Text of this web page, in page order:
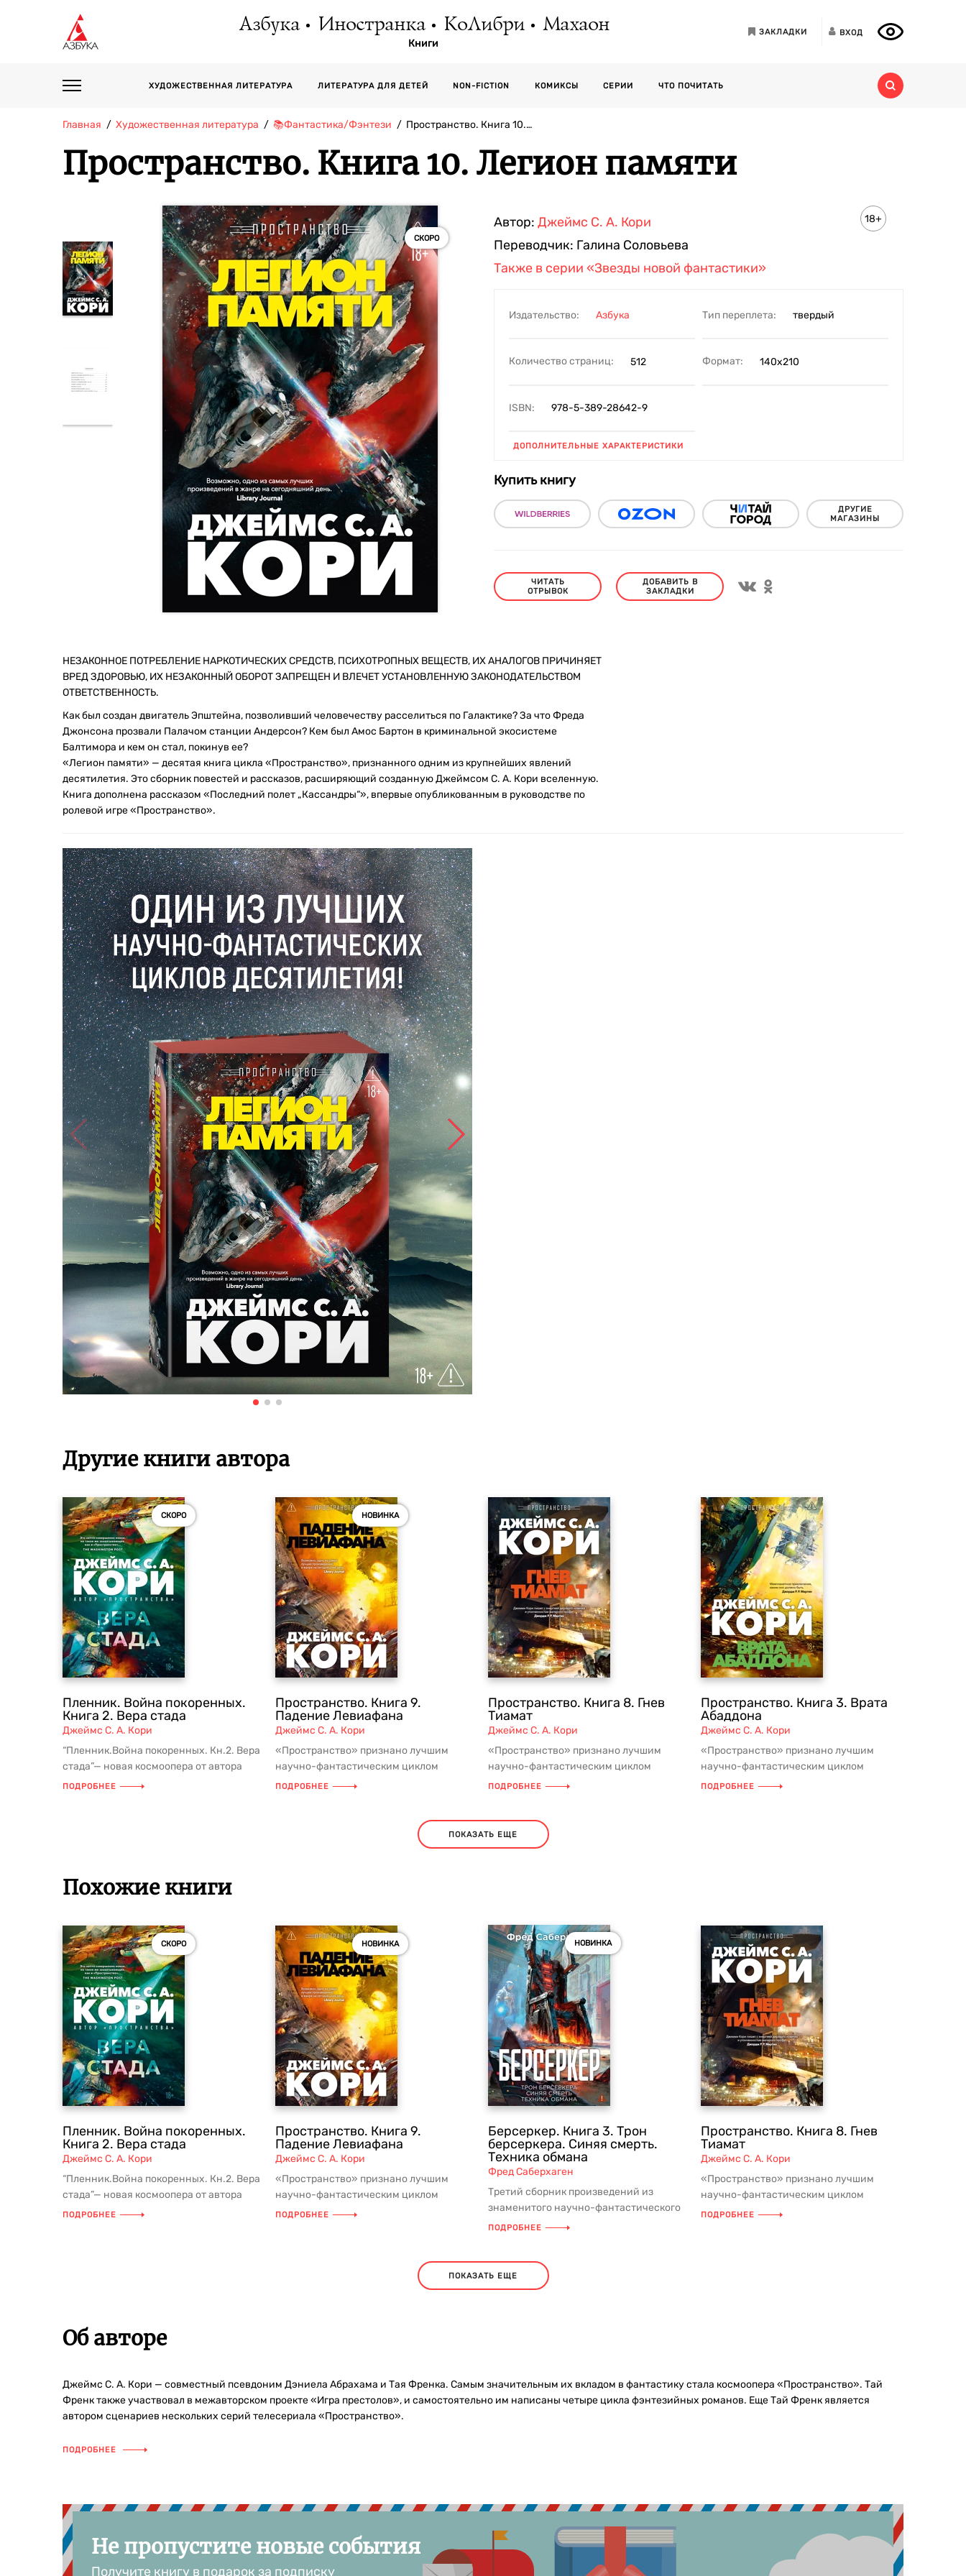
Азбука Иностранка КоЛибри Махаон
Книги
ЗАКЛАДКИ ВХОД
ХУДОЖЕСТВЕННАЯ ЛИТЕРАТУРА ЛИТЕРАТУРА ДЛЯ ДЕТЕЙ NON-FICTION КОМИКСЫ СЕРИИ ЧТО ПОЧИТАТЬ
Главная Художественная литература 📚Фантастика/Фэнтези Пространство. Книга 10.…
Пространство. Книга 10. Легион памяти
СКОРО
Автор: Джеймс С. А. Кори
Переводчик: Галина Соловьева
18+
Также в серии «Звезды новой фантастики»
Издательство: Азбука Тип переплета: твердый
Количество страниц: 512 Формат: 140х210
ISBN: 978-5-389-28642-9
ДОПОЛНИТЕЛЬНЫЕ ХАРАКТЕРИСТИКИ
Купить книгу
ДРУГИЕ
МАГАЗИНЫ
ЧИТАТЬ
ОТРЫВОК
ДОБАВИТЬ В
ЗАКЛАДКИ
НЕЗАКОННОЕ ПОТРЕБЛЕНИЕ НАРКОТИЧЕСКИХ СРЕДСТВ, ПСИХОТРОПНЫХ ВЕЩЕСТВ, ИХ АНАЛОГОВ ПРИЧИНЯЕТ
ВРЕД ЗДОРОВЬЮ, ИХ НЕЗАКОННЫЙ ОБОРОТ ЗАПРЕЩЕН И ВЛЕЧЕТ УСТАНОВЛЕННУЮ ЗАКОНОДАТЕЛЬСТВОМ
ОТВЕТСТВЕННОСТЬ.
Как был создан двигатель Эпштейна, позволивший человечеству расселиться по Галактике? За что Фреда
Джонсона прозвали Палачом станции Андерсон? Кем был Амос Бартон в криминальной экосистеме
Балтимора и кем он стал, покинув ее?
«Легион памяти» — десятая книга цикла «Пространство», признанного одним из крупнейших явлений
десятилетия. Это сборник повестей и рассказов, расширяющий созданную Джеймсом С. А. Кори вселенную.
Книга дополнена рассказом «Последний полет „Кассандры“», впервые опубликованным в руководстве по
ролевой игре «Пространство».
Другие книги автора
СКОРО
Пленник. Война покоренных.
Книга 2. Вера стада
Джеймс С. А. Кори
“Пленник.Война покоренных. Кн.2. Вера
стада”— новая космоопера от автора
сериала «Пространство», пр...
ПОДРОБНЕЕ
НОВИНКА
Пространство. Книга 9.
Падение Левиафана
Джеймс С. А. Кори
«Пространство» признано лучшим
научно-фантастическим циклом
десятилетия! Суммарный тираж в мире
ПОДРОБНЕЕ
Пространство. Книга 8. Гнев
Тиамат
Джеймс С. А. Кори
«Пространство» признано лучшим
научно-фантастическим циклом
десятилетия! Суммарный тираж в мире
ПОДРОБНЕЕ
Пространство. Книга 3. Врата
Абаддона
Джеймс С. А. Кори
«Пространство» признано лучшим
научно-фантастическим циклом
десятилетия! Суммарный тираж в мире
ПОДРОБНЕЕ
ПОКАЗАТЬ ЕЩЕ
Похожие книги
СКОРО
Пленник. Война покоренных.
Книга 2. Вера стада
Джеймс С. А. Кори
“Пленник.Война покоренных. Кн.2. Вера
стада”— новая космоопера от автора
сериала «Пространство», пр...
ПОДРОБНЕЕ
НОВИНКА
Пространство. Книга 9.
Падение Левиафана
Джеймс С. А. Кори
«Пространство» признано лучшим
научно-фантастическим циклом
десятилетия! Суммарный тираж в мире
ПОДРОБНЕЕ
НОВИНКА
Берсеркер. Книга 3. Трон
берсеркера. Синяя смерть.
Техника обмана
Фред Саберхаген
Третий сборник произведений из
знаменитого научно-фантастического
цикла: два романа и повесть о войн...
ПОДРОБНЕЕ
Пространство. Книга 8. Гнев
Тиамат
Джеймс С. А. Кори
«Пространство» признано лучшим
научно-фантастическим циклом
десятилетия! Суммарный тираж в мире
ПОДРОБНЕЕ
ПОКАЗАТЬ ЕЩЕ
Об авторе
Джеймс С. А. Кори — совместный псевдоним Дэниела Абрахама и Тая Френка. Самым значительным их вкладом в фантастику стала космоопера «Пространство». Тай
Френк также участвовал в межавторском проекте «Игра престолов», и самостоятельно им написаны четыре цикла фэнтезийных романов. Еще Тай Френк является
автором сценариев нескольких серий телесериала «Пространство».
ПОДРОБНЕЕ
Не пропустите новые события
Получите книгу в подарок за подписку